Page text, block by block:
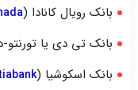
بانک رویال کانادا (
بانک تی دی یا
بانک اسکوشیا (